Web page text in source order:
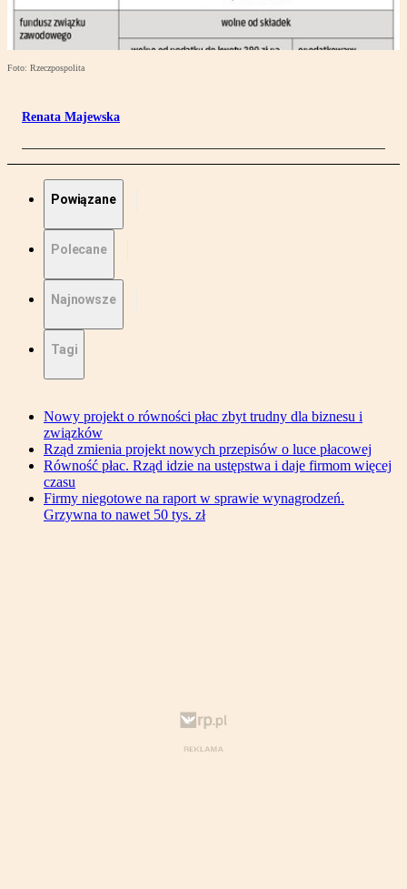
Foto: Rzeczpospolita
Renata Majewska
Powiązane
Polecane
Najnowsze
Tagi
Nowy projekt o równości płac zbyt trudny dla biznesu i
związków
Rząd zmienia projekt nowych przepisów o luce płacowej
Równość płac. Rząd idzie na ustępstwa i daje firmom więcej
czasu
Firmy niegotowe na raport w sprawie wynagrodzeń.
Grzywna to nawet 50 tys. zł